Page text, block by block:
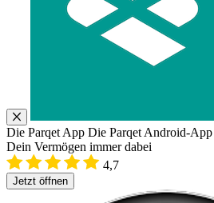
Die Parqet App Die Parqet Android-App
Dein Vermögen immer dabei
4,7
Jetzt öffnen